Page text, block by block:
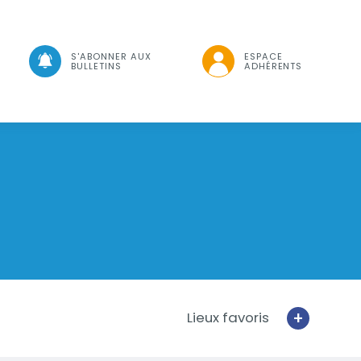
S'ABONNER AUX
BULLETINS
ESPACE
ADHÉRENTS
Lieux favoris +
Ajouter un